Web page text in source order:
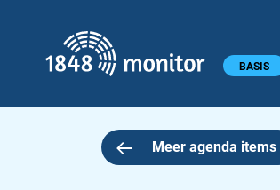
Hoofdmenu BASIS
Meer agenda items